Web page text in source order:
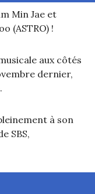
Min Jae et
(ASTRO) !
aux côtés
dernier,
à son
SBS,